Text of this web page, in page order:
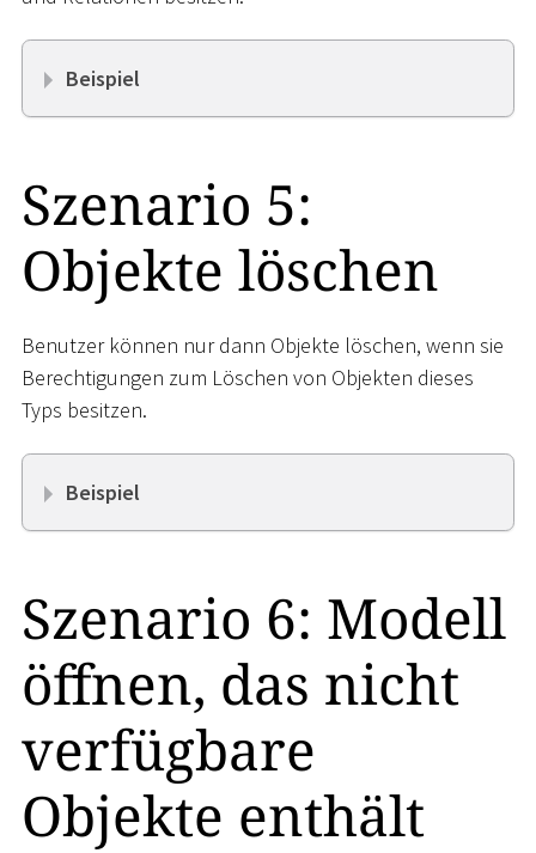
Beispiel
Szenario 5:
Objekte löschen
Benutzer können nur dann Objekte löschen, wenn sie
Berechtigungen zum Löschen von Objekten dieses
Typs besitzen.
Beispiel
Szenario 6: Modell
öffnen, das nicht
verfügbare
Objekte enthält